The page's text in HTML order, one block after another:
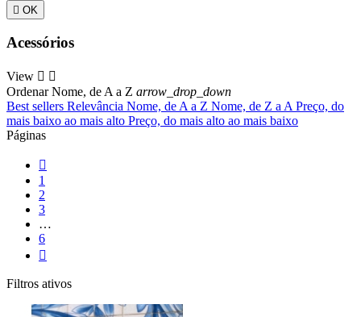
 OK
Acessórios
View  
Ordenar Nome, de A a Z arrow_drop_down
Best sellers Relevância Nome, de A a Z Nome, de Z a A Preço, do
mais baixo ao mais alto Preço, do mais alto ao mais baixo
Páginas

1
2
3
…
6

Filtros ativos